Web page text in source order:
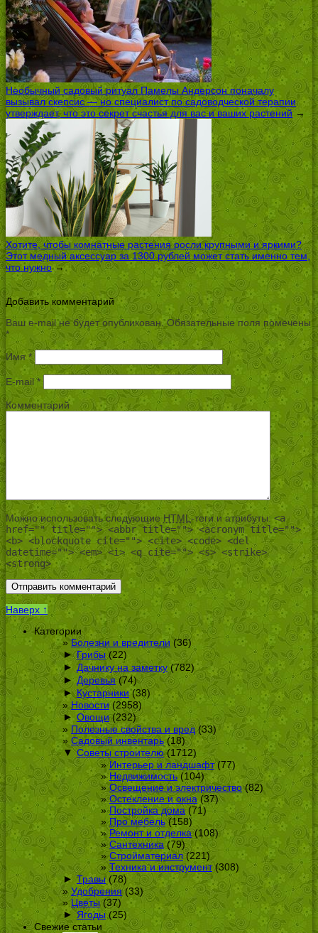
Необычный садовый ритуал Памелы Андерсон поначалу
вызывал скепсис — но специалист по садоводческой терапии
утверждает, что это секрет счастья для вас и ваших растений →
Хотите, чтобы комнатные растения росли крупными и яркими?
Этот медный аксессуар за 1300 рублей может стать именно тем,
что нужно→
Добавить комментарий
Ваш e-mail не будет опубликован.Обязательные поля помечены
*
Имя*
E-mail*
Комментарий
Можно использовать следующие HTML-теги и атрибуты: <a
href="" title=""> <abbr title=""> <acronym title="">
<b> <blockquote cite=""> <cite> <code> <del
datetime=""> <em> <i> <q cite=""> <s> <strike>
<strong>
Наверх ↑
Категории
Болезни и вредители (36)
► Грибы(22)
► Дачнику на заметку(782)
► Деревья(74)
► Кустарники(38)
Новости(2958)
► Овощи(232)
Полезные свойства и вред(33)
Садовый инвентарь(18)
▼ Советы строителю(1712)
Интерьер и ландшафт(77)
Недвижимость (104)
Освещение и электричество(82)
Остекление и окна(37)
Постройка дома(71)
Про мебель(158)
Ремонт и отделка(108)
Сантехника (79)
Стройматериал(221)
Техника и инструмент(308)
► Травы(78)
Удобрения(33)
Цветы(37)
► Ягоды(25)
Свежие статьи